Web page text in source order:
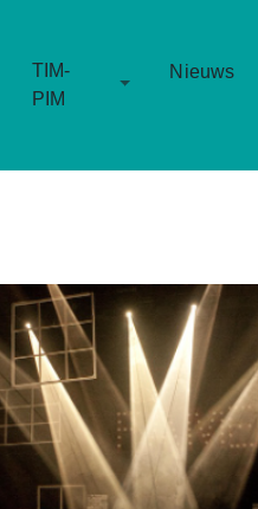
Dropdown
TIM-
PIM
Toggle
Nieuws